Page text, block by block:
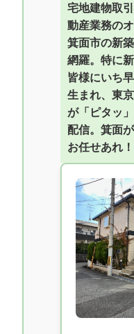
宅地建物取
動産業務の
箕面市の新
網羅。特に
皆様にいち
生まれ、東
が「ピタッ
配信。箕面
お任せあれ！